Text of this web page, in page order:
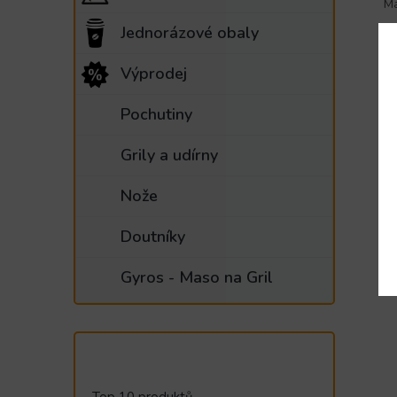
Jednorázové obaly
Výprodej
Pochutiny
Grily a udírny
Nože
Doutníky
Gyros - Maso na Gril